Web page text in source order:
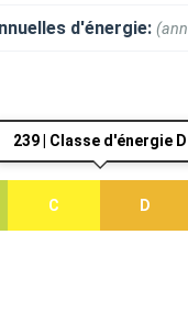
d'énergie:
C
239 | Classe d'énergie D
D